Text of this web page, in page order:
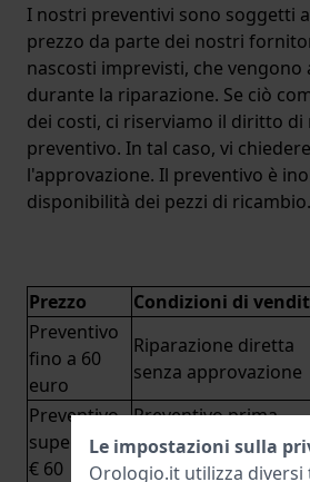
I nostri preventivi sono soggetti
prezzo da parte dei nostri
nascosti imprevisti, che vengono
durante la riparazione. Se ciò
dei costi, ci riserviamo il diritto di
preventivo. In tal caso, vi
l'approvazione. Il preventivo è
disponibilità dei pezzi di ricambio.
Prezzo Condizioni di
Preventivo
fino a 60
euro
Riparazione diretta
senza approvazione
Preventivo
superiore a
€ 60
Preventivo prima
sottoposto alla
approvazione
Le impostazioni sulla
Orologio.it utilizza diversi